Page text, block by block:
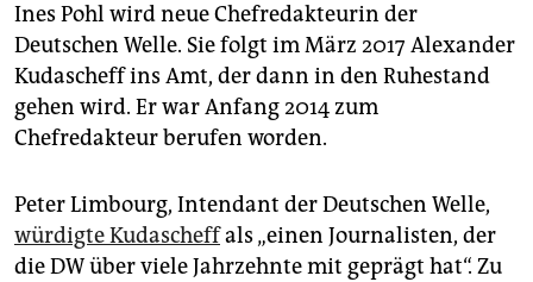
shop
fragen & hilfe
unterstützen
genossenschaft
epaper login
Ines Pohl wird neue Chefredakteurin der
Deutschen Welle. Sie folgt im März 2017 Alexander
Kudascheff ins Amt, der dann in den Ruhestand
gehen wird. Er war Anfang 2014 zum
Chefredakteur berufen worden.
Peter Limbourg, Intendant der Deutschen Welle,
würdigte Kudascheffals „einen Journalisten, der
die DW über viele Jahrzehnte mit geprägt hat“. Zu